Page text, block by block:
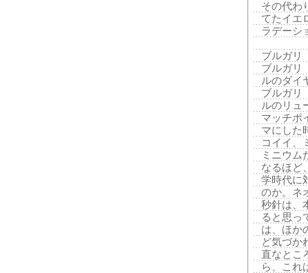
その代わ
てたイエ
ラデーシ
ブルガリ
ブルガリ
ルのダイ
ブルガリ
ルのリュ
マッチポ
マにした
コイイ、
ミニウム
なるほど
学時代に
のか。ネ
秒針は、
ると思っ
は、ほか
ど気づか
直なとこ
ら、これ